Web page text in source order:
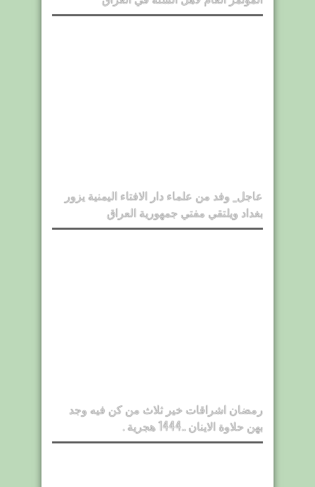
عاجل_ وفد من علماء دار الافتاء اليمنية يزور
بغداد ويلتقي مفتي جمهورية العراق
رمضان اشراقات خير ثلاث من كن فيه وجد
بهن حلاوة الاينان ..1444 هجرية .